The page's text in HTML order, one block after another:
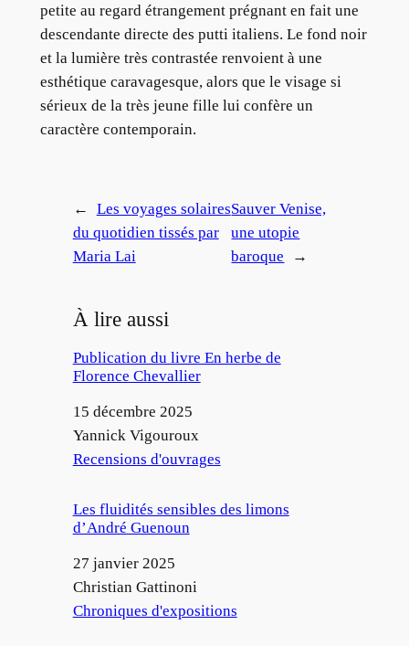
petite au regard étrangement prégnant en fait une
descendante directe des putti italiens. Le fond noir
et la lumière très contrastée renvoient à une
esthétique caravagesque, alors que le visage si
sérieux de la très jeune fille lui confère un
caractère contemporain.
←
Les voyages solaires
du quotidien tissés par
Maria Lai
Sauver Venise,
une utopie
baroque
→
À lire aussi
Publication du livre En herbe de
Florence Chevallier
Date
15 décembre 2025
Auteur
Yannick Vigouroux
Par rapport à
Recensions d'ouvrages
Les fluidités sensibles des limons
d’André Guenoun
Date
27 janvier 2025
Auteur
Christian Gattinoni
Par rapport à
Chroniques d'expositions